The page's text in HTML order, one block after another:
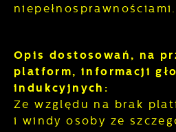
niepełnosprawnościami.
Opis dostosowań, na
platform, informacji
indukcyjnych:
Ze względu na brak
i windy osoby ze